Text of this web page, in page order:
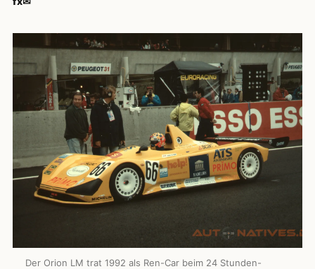
Der Orion LM trat 1992 als Ren-Car beim 24 Stunden-